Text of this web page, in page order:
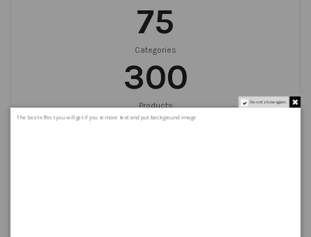
75
Categories
300
Products
999+
Do not show again.
The best effect you will get if you remove text and put background image